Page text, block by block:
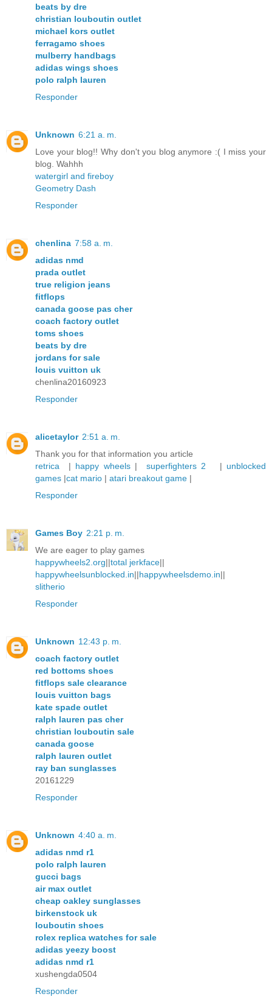
beats by dre
christian louboutin outlet
michael kors outlet
ferragamo shoes
mulberry handbags
adidas wings shoes
polo ralph lauren
Responder
Unknown 6:21 a. m.
Love your blog!! Why don't you blog anymore :( I miss your
blog. Wahhh
watergirl and fireboy
Geometry Dash
Responder
chenlina 7:58 a. m.
adidas nmd
prada outlet
true religion jeans
fitflops
canada goose pas cher
coach factory outlet
toms shoes
beats by dre
jordans for sale
louis vuitton uk
chenlina20160923
Responder
alicetaylor 2:51 a. m.
Thank you for that information you article
retrica | happy wheels| superfighters 2 | unblocked
games |cat mario | atari breakout game |
Responder
Games Boy 2:21 p. m.
We are eager to play games
happywheels2.org||total jerkface||
happywheelsunblocked.in||happywheelsdemo.in||
slitherio
Responder
Unknown 12:43 p. m.
coach factory outlet
red bottoms shoes
fitflops sale clearance
louis vuitton bags
kate spade outlet
ralph lauren pas cher
christian louboutin sale
canada goose
ralph lauren outlet
ray ban sunglasses
20161229
Responder
Unknown 4:40 a. m.
adidas nmd r1
polo ralph lauren
gucci bags
air max outlet
cheap oakley sunglasses
birkenstock uk
louboutin shoes
rolex replica watches for sale
adidas yeezy boost
adidas nmd r1
xushengda0504
Responder